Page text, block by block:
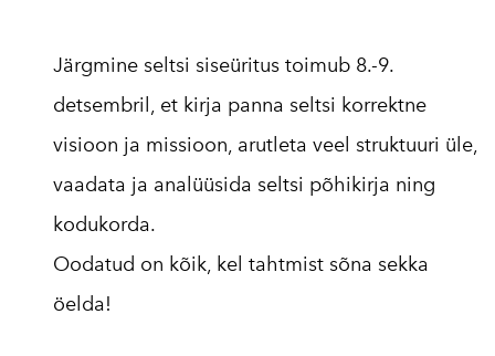
Järgmine seltsi siseüritus toimub 8.-9.
detsembril, et kirja panna seltsi korrektne
visioon ja missioon, arutleta veel struktuuri üle,
vaadata ja analüüsida seltsi põhikirja ning
kodukorda.
Oodatud on kõik, kel tahtmist sõna sekka
öelda!